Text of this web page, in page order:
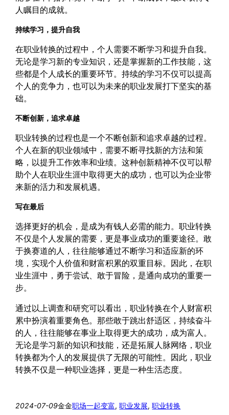
人瞩目的成就。
持续学习，提升自我
在职业转换的过程中，个人需要不断学习和提升自我。
无论是学习新的专业知识，还是掌握新的工作技能，这
些都是个人成长的重要环节。持续的学习不仅可以提高
个人的竞争力，也可以为未来的职业发展打下坚实的基
础。
不断创新，追求卓越
职业转换的过程也是一个不断创新和追求卓越的过程。
个人在新的职业领域中，需要不断寻找新的方法和策
略，以提升工作效率和业绩。这种创新精神不仅可以帮
助个人在职业生涯中取得更大的成功，也可以为企业带
来新的活力和发展机遇。
写在最后
选择更好的机会，是成为有钱人必需的能力。职业转换
不仅是个人发展的需要，更是事业成功的重要途径。敢
于换赛道的人，往往能够通过不断学习和适应新的环
境，实现个人价值和财富积累的双重目标。因此，在职
业生涯中，勇于尝试、敢于冒险，是通向成功的重要一
步。
通过以上调查和研究可以看出，职业转换在个人财富积
累中扮演着重要角色。那些敢于跳出舒适区，持续奋斗
的人，往往能够在事业上取得更大的成功，成为富人。
无论是学习新的知识和技能，还是拓展人脉网络，职业
转换都为个人的发展提供了无限的可能性。因此，职业
转换不仅是一种职业选择，更是一种生活态度。
2024-07-09金金职场一起变富, 职业发展, 职业转换